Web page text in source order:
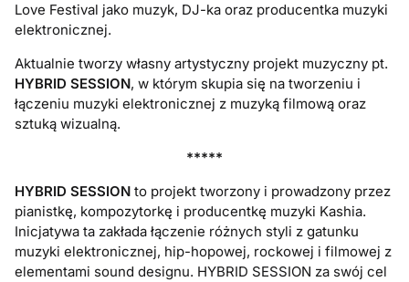
Love Festival jako muzyk, DJ-ka oraz producentka muzyki
elektronicznej.
Aktualnie tworzy własny artystyczny projekt muzyczny pt.
HYBRID SESSION, w którym skupia się na tworzeniu i
łączeniu muzyki elektronicznej z muzyką filmową oraz
sztuką wizualną.
*****
HYBRID SESSIONto projekt tworzony i prowadzony przez
pianistkę, kompozytorkę i producentkę muzyki Kashia.
Inicjatywa ta zakłada łączenie różnych styli z gatunku
muzyki elektronicznej, hip-hopowej, rockowej i filmowej z
elementami sound designu. HYBRID SESSION za swój cel